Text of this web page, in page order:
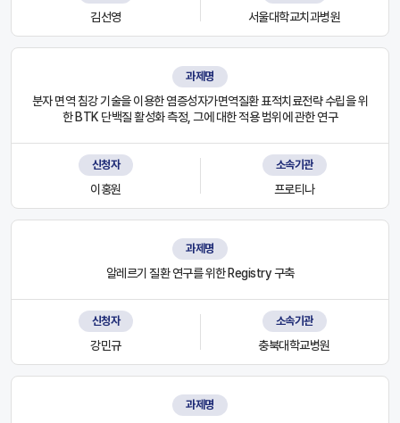
김선영 서울대학교치과병원
과제명
분자 면역 침강 기술을 이용한 염증성자가면역질환 표적치료전략 수립을 위
한 BTK 단백질 활성화 측정, 그에 대한 적용 범위에 관한 연구
신청자
이홍원
소속기관
프로티나
과제명
알레르기 질환 연구를 위한 Registry 구축
신청자
강민규
소속기관
충북대학교병원
과제명